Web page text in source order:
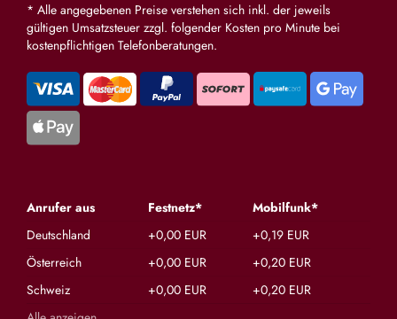
* Alle angegebenen Preise verstehen sich inkl. der jeweils
gültigen Umsatzsteuer zzgl. folgender Kosten pro Minute bei
kostenpflichtigen Telefonberatungen.
Anrufer aus Festnetz*
Mobilfunk*
Deutschland
+0,00 EUR
+0,19 EUR
Österreich
+0,00 EUR
+0,20 EUR
Schweiz
+0,00 EUR
+0,20 EUR